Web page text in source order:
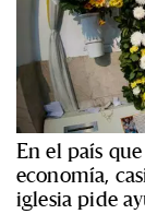
En el país
economía,
iglesia pide